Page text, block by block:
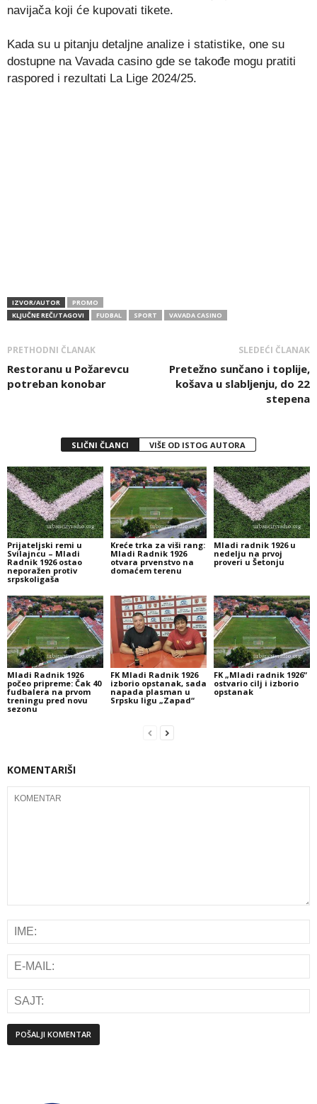
navijača koji će kupovati tikete.
Kada su u pitanju detaljne analize i statistike, one su
dostupne na Vavada casino gde se takođe mogu pratiti
raspored i rezultati La Lige 2024/25.
IZVOR/AUTOR
PROMO
KLJUČNE REČI/TAGOVI
FUDBAL SPORT VAVADA CASINO
PRETHODNI ČLANAK
Restoranu u Požarevcu
potreban konobar
SLEDEĆI ČLANAK
Pretežno sunčano i toplije,
košava u slabljenju, do 22
stepena
SLIČNI ČLANCI VIŠE OD ISTOG AUTORA
Prijateljski remi u
Svilajncu – Mladi
Radnik 1926 ostao
neporažen protiv
srpskoligaša
Kreće trka za viši rang:
Mladi Radnik 1926
otvara prvenstvo na
domaćem terenu
Mladi radnik 1926 u
nedelju na prvoj
proveri u Šetonju
Mladi Radnik 1926
počeo pripreme: Čak 40
fudbalera na prvom
treningu pred novu
sezonu
FK Mladi Radnik 1926
izborio opstanak, sada
napada plasman u
Srpsku ligu „Zapad“
FK „Mladi radnik 1926“
ostvario cilj i izborio
opstanak
KOMENTARIŠI